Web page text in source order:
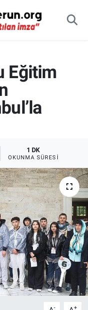
Eğitim
1 DK
OKUNMA SÜRESI
- +